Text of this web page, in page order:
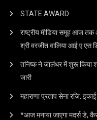
STATE AWARD
राष्ट्रीय मीडिया समूह आज
श्री वरजीत वालिया आई ए एस
तनिष्क ने जालंधर में शुरू किया
जारी
महाराणा प्रताप सेना रजि:
*आज मनाया जाएगा मदर्स डे,